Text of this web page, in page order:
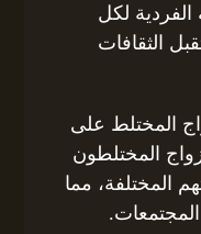
الفردية لكل
الثقافات
المختلط على
المختلطون
المختلفة، مما